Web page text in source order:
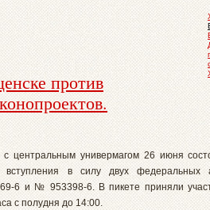
против
центральным универмагом 26 июня
в силу двух федеральных
6 и № 953398-6. В пикете приняли
с полудня до 14:00.